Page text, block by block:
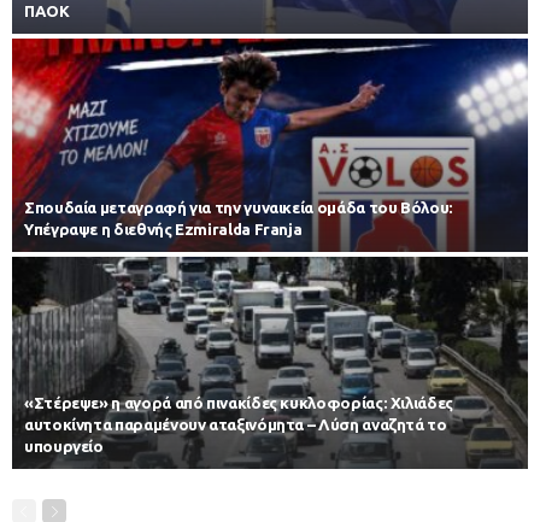
ΠΑΟΚ
Σπουδαία μεταγραφή για την γυναικεία ομάδα του Βόλου:
Υπέγραψε η διεθνής Ezmiralda Franja
«Στέρεψε» η αγορά από πινακίδες κυκλοφορίας: Χιλιάδες
αυτοκίνητα παραμένουν αταξινόμητα – Λύση αναζητά το
υπουργείο